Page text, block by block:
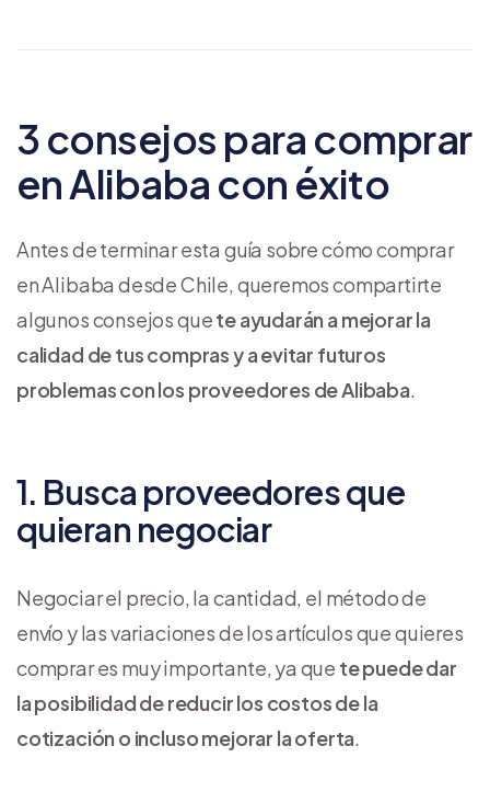
3 consejos para comprar
en Alibaba con éxito
Antes de terminar esta guía sobre cómo comprar
en Alibaba desde Chile, queremos compartirte
algunos consejos quete ayudarán a mejorar la
calidad de tus compras y a evitar futuros
problemas con los proveedores de Alibaba.
1. Busca proveedores que
quieran negociar
Negociar el precio, la cantidad, el método de
envío y las variaciones de los artículos que quieres
comprar es muy importante, ya que te puede dar
la posibilidad de reducir los costos de la
cotización o incluso mejorar la oferta.